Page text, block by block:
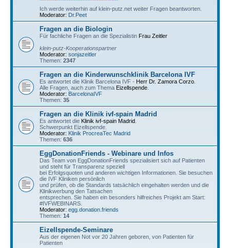
Ich werde weiterhin auf klein-putz.net weiter Fragen beantworten.
Moderator: Dr.Peet
Fragen an die Biologin
Für fachliche Fragen an die Spezialistin Frau Zeitler
klein-putz-Kooperationspartner
Moderator: sonjazeitler
Themen: 2347
Fragen an die Kinderwunschklinik Barcelona IVF
Es antwortet die Klinik Barcelona IVF - Herr Dr. Zamora Corzo
Alle Fragen, auch zum Thema Eizellspende
Moderator: BarcelonaIVF
Themen: 35
Fragen an die Klinik ivf-spain Madrid
Es antwortet die Klinik ivf-spain Madrid
Schwerpunkt Eizellspende.
Moderator: Klinik ProcreaTec Madrid
Themen: 636
EggDonationFriends - Webinare und Infos
Das Team von EggDonationFriends spezialisiert sich auf Patienten
und steht für Transparenz speziell
bei Erfolgsquoten und anderen wichtigen Informationen. Sie besuchen
die IVF Kliniken persönlich
und prüfen, ob die Standards tatsächlich eingehalten werden und die
Klinikwerbung den Tatsachen
entsprechen. Sie haben ein besonders hilfreiches Projekt am Start:
#IVFWEBINARS.
Moderator: egg.donation.friends
Themen: 14
Eizellspende-Seminare
Aus der eigenen Not vor 20 Jahren geboren, von Patienten für
Patienten